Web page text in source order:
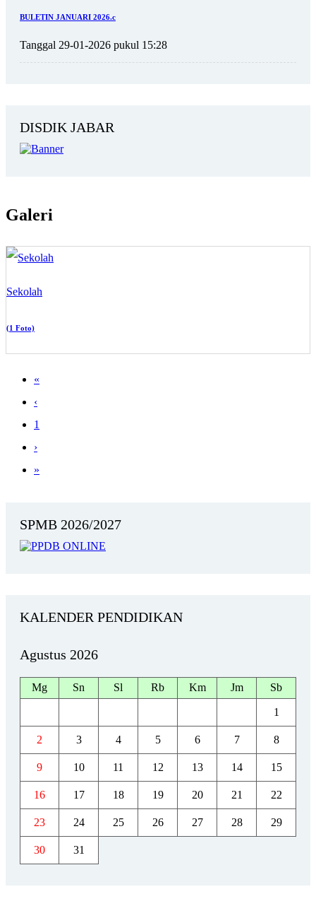
BULETIN JANUARI 2026.c
Tanggal 29-01-2026 pukul 15:28
DISDIK JABAR
Galeri
Sekolah
(1 Foto)
«
‹
1
›
»
SPMB 2026/2027
KALENDER PENDIDIKAN
Agustus 2026
Mg Sn Sl Rb Km Jm Sb
1
2 3 4 5 6 7 8
9 10 11 12 13 14 15
16 17 18 19 20 21 22
23 24 25 26 27 28 29
30 31